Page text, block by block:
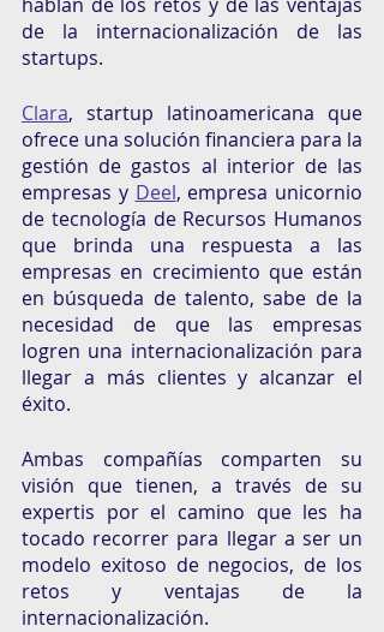
de la internacionalización de las
startups.
Clara, startup latinoamericana que
ofrece una solución financiera para la
gestión de gastos al interior de las
empresas y Deel, empresa unicornio
de tecnología de Recursos Humanos
que brinda una respuesta a las
empresas en crecimiento que están
en búsqueda de talento, sabe de la
necesidad de que las empresas
logren una internacionalización para
llegar a más clientes y alcanzar el
éxito.
Ambas compañías comparten su
visión que tienen, a través de su
expertis por el camino que les ha
tocado recorrer para llegar a ser un
modelo exitoso de negocios, de los
retos y ventajas de la
internacionalización.